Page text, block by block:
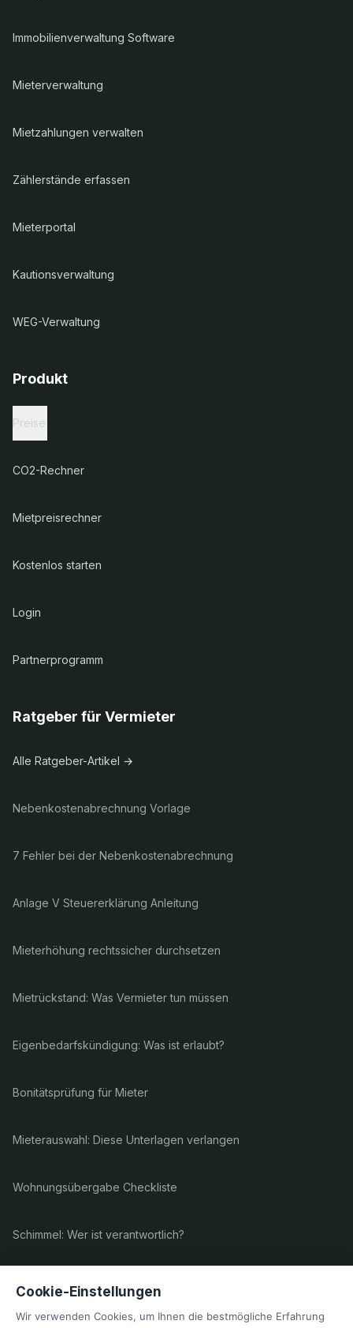
Immobilienverwaltung Software
Mieterverwaltung
Mietzahlungen verwalten
Zählerstände erfassen
Mieterportal
Kautionsverwaltung
WEG-Verwaltung
Produkt
Preise
CO2-Rechner
Mietpreisrechner
Kostenlos starten
Login
Partnerprogramm
Ratgeber für Vermieter
Alle Ratgeber-Artikel →
Nebenkostenabrechnung Vorlage
7 Fehler bei der Nebenkostenabrechnung
Anlage V Steuererklärung Anleitung
Mieterhöhung rechtssicher durchsetzen
Mietrückstand: Was Vermieter tun müssen
Eigenbedarfskündigung: Was ist erlaubt?
Bonitätsprüfung für Mieter
Mieterauswahl: Diese Unterlagen verlangen
Wohnungsübergabe Checkliste
Schimmel: Wer ist verantwortlich?
Cookie-Einstellungen
Wir verwenden Cookies, um Ihnen die bestmögliche Erfahrung